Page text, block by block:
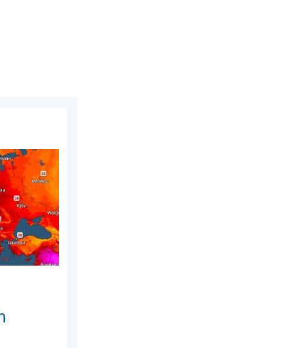
30 juli 2026
warm. Tot 30 graden. . . vrijdag 31 juli 2026